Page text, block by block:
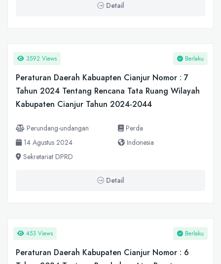
Detail
3592 Views Berlaku
Peraturan Daerah Kabuapten Cianjur Nomor : 7
Tahun 2024 Tentang Rencana Tata Ruang Wilayah
Kabupaten Cianjur Tahun 2024-2044
Perundang-undangan
Perda
14 Agustus 2024
Indonesia
Sekretariat DPRD
Detail
453 Views Berlaku
Peraturan Daerah Kabupaten Cianjur Nomor : 6